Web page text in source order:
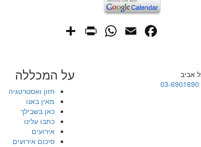
Facebook
Email
WhatsApp
PrintFriendly
03-6901690
על המכללה
חזון ואסטרטגיה
מאין באנו
כאן בשבילך
כתבו עלינו
אירועים
סיכום אירועים